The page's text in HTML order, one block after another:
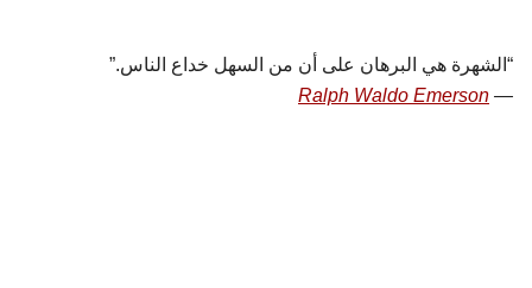
الشهرة هي البرهان على أن من السهل خداع الناس.
Ralph Waldo Emerson